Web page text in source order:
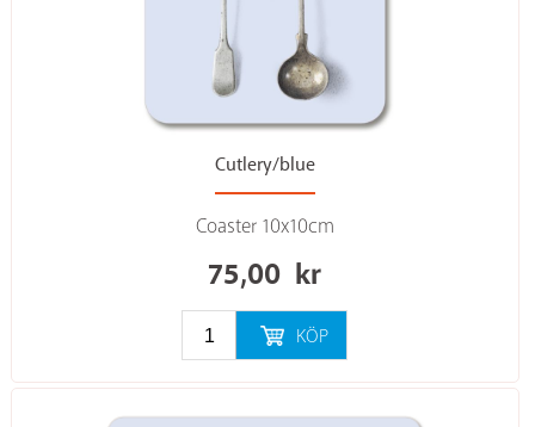
Cutlery/blue
Coaster 10x10cm
75,00 kr
KÖP